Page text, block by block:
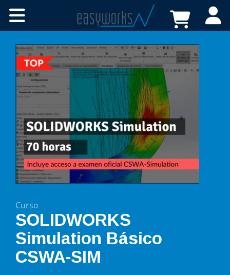
Cursos online
Certificaciones
A medida
Tienda
FAQs
Curso
SOLIDWORKS
Simulation Básico
CSWA-SIM